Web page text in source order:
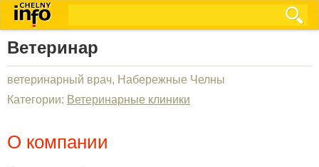
Ветеринар
ветеринарный врач, Набережные Челны
Категории: Ветеринарные клиники
О компании